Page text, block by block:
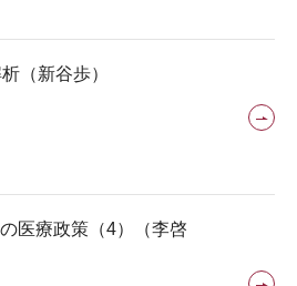
（新谷歩）
医療政策（4）（李啓